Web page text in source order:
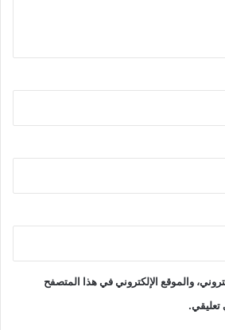
والموقع الإلكتروني في هذا المتصفح
تعليقي.